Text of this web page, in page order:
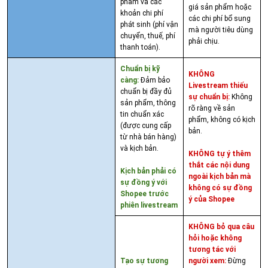
phẩm và các
khoản chi phí
phát sinh (phí vận
chuyển, thuế, phí
thanh toán).
giá sản phẩm hoặc
các chi phí bổ sung
mà người tiêu dùng
phải chịu.
Chuẩn bị kỹ
càng: Đảm bảo
chuẩn bị đầy đủ
sản phẩm, thông
tin chuẩn xác
(được cung cấp
từ nhà bán hàng)
và kịch bản.
Kịch bản phải có
sự đồng ý với
Shopee trước
phiên livestream
KHÔNG
Livestream thiếu
sự chuẩn bị: Không
rõ ràng về sản
phẩm, không có kịch
bản.
KHÔNG tự ý thêm
thắt các nội dung
ngoài kịch bản mà
không có sự đồng
ý của Shopee
Tạo sự tương
KHÔNG bỏ qua câu
hỏi hoặc không
tương tác với
người xem: Đừng